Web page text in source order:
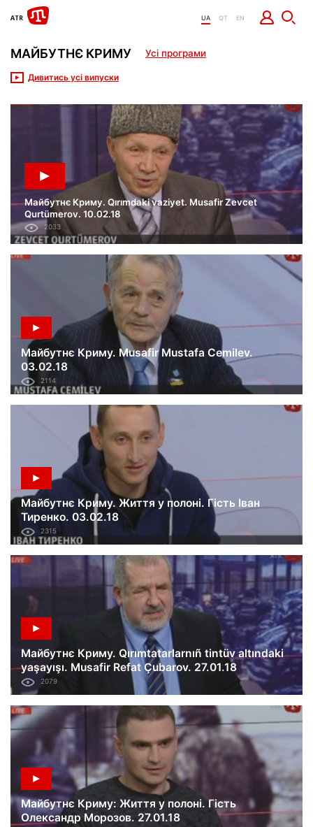
UA QT EN
МАЙБУТНЄ КРИМУ Усі програми
Майбутнє Криму. Qırımdaki vaziyet. Musafir Zevcet
Qurtümerov. 10.02.18
2033
Майбутнє Криму. Musafir Mustafa Сemilev.
03.02.18
2114
Майбутнє Криму. Життя у полоні. Гість Іван
Тиренко. 03.02.18
2315
Майбутнє Криму. Qırımtatarlarnıñ tintüv altındaki
yaşayışı. Musafir Refat Çubarov. 27.01.18
2079
Майбутнє Криму: Життя у полоні. Гість
Олександр Морозов. 27.01.18
Дивитись усі випуски